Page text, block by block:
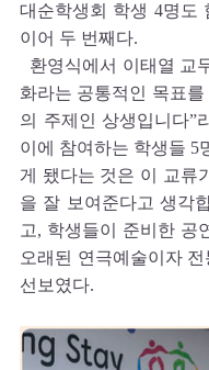
대순학생회 학생 4명도
이어 두 번째다.
환영식에서 이태열 교
화라는 공통적인 목표
의 주제인 상생입니다”
이에 참여하는 학생들 5
게 됐다는 것은 이 교류
을 잘 보여준다고 생각
고, 학생들이 준비한 공
오래된 연극예술이자
선보였다.